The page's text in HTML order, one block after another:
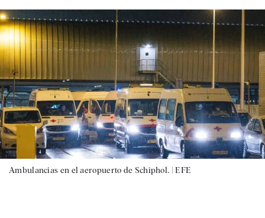
Ambulancias en el aeropuerto de Schiphol. |EFE